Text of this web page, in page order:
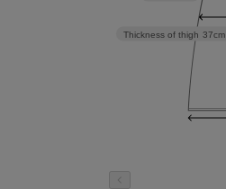
Thickness of thigh 37cm